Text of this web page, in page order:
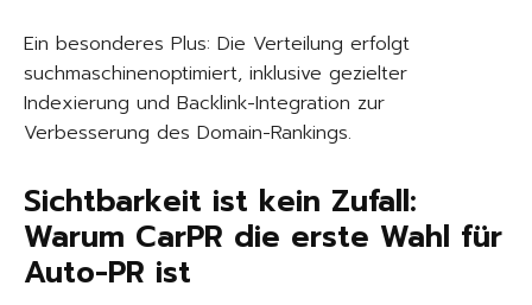
Ein besonderes Plus: Die Verteilung erfolgt
suchmaschinenoptimiert, inklusive gezielter
Indexierung und Backlink-Integration zur
Verbesserung des Domain-Rankings.
Sichtbarkeit ist kein Zufall:
Warum CarPR die erste Wahl für
Auto-PR ist